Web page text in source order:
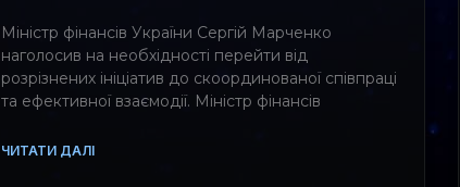
Міністр фінансів України Сергій Марченко
наголосив на необхідності перейти від
розрізнених ініціатив до скоординованої співпраці
та ефективної взаємодії. Міністр фінансів
ЧИТАТИ ДАЛІ